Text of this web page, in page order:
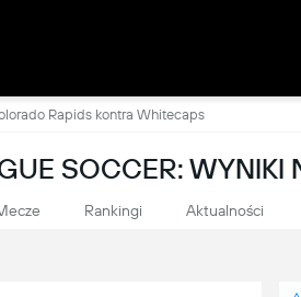
Rapids kontra Whitecaps
SOCCER: WYNIKI
Rankingi Aktualności